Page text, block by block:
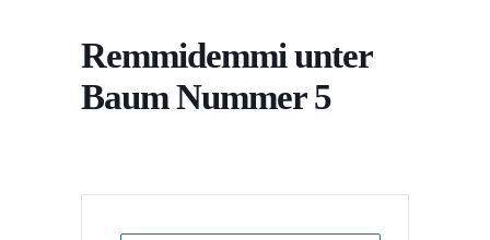
Remmidemmi unter
Baum Nummer 5